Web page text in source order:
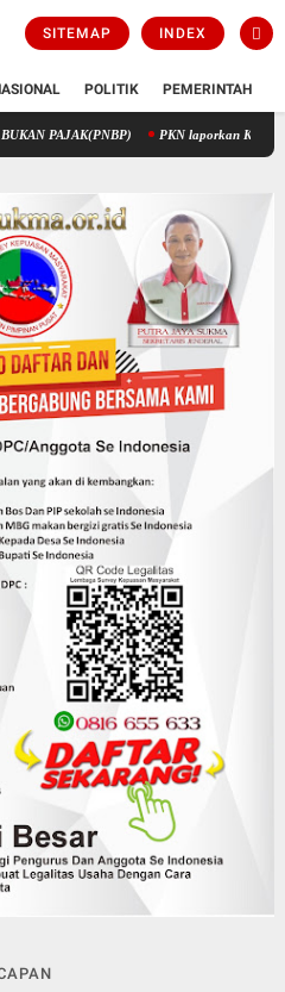
SITEMAP INDEX
POLITIK PEMERINTAH
PKN laporkan Korupsi Disdik